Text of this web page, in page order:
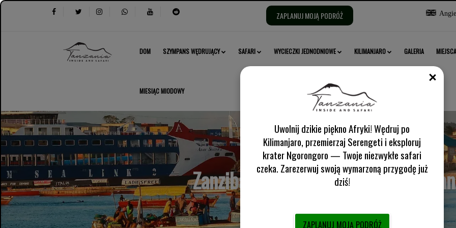
ZAPLANUJ MOJĄ PODRÓŻ
Wybierz
DOM SZYMPANS WĘDRUJĄCY SAFARI WYCIECZKI JEDNODNIOWE KILIMANJARO GALERIA
MIESIĄC MIODOWY
Zanzibar Wycieczki po wyspie w
Uwolnij dzikie piękno Afryki! Wędruj po
Kilimanjaro, przemierzaj Serengeti i eksploruj
krater Ngorongoro — Twoje niezwykłe safari
czeka. Zarezerwuj swoją wymarzoną przygodę już
dziś!
ZAPLANUJ MOJĄ PODRÓŻ